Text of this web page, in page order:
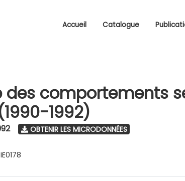
Accueil Catalogue
des comportements
1992)
OBTENIR LES MICRODONNÉES
IE0178